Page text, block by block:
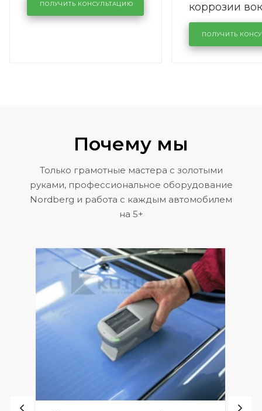
кузовном сервисе
KUTUZOVV
ПОЛУЧИТЬ КОНСУЛЬТАЦИЮ
коррозии
лобового
районе
Volkswagen
ПОЛУЧИТЬ
Почему мы
Только грамотные мастера с золотыми
руками, профессиональное оборудование
Nordberg и работа с каждым автомобилем
на 5+